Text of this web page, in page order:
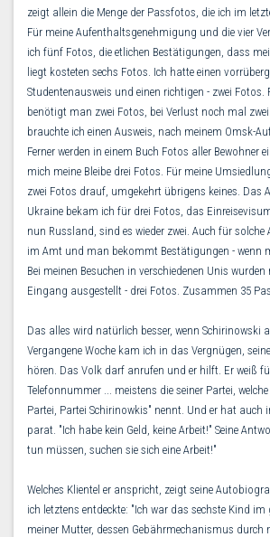
zeigt allein die Menge der Passfotos, die ich im
Für meine Aufenthaltsgenehmigung und die vier
ich fünf Fotos, die etlichen Bestätigungen, dass
liegt kosteten sechs Fotos. Ich hatte einen
Studentenausweis und einen richtigen - zwei Fotos.
benötigt man zwei Fotos, bei Verlust noch mal
brauchte ich einen Ausweis, nach meinem Omsk-
Ferner werden in einem Buch Fotos aller Bewohner
mich meine Bleibe drei Fotos. Für meine
zwei Fotos drauf, umgekehrt übrigens keines. Das
Ukraine bekam ich für drei Fotos, das
nun Russland, sind es wieder zwei. Auch für solche
im Amt und man bekommt Bestätigungen - wenn
Bei meinen Besuchen in verschiedenen Unis
Eingang ausgestellt - drei Fotos. Zusammen 35
Das alles wird natürlich besser, wenn Schirinowski
Vergangene Woche kam ich in das Vergnügen,
hören. Das Volk darf anrufen und er hilft. Er weiß
Telefonnummer ... meistens die seiner Partei,
Partei, Partei Schirinowkis" nennt. Und er hat auch
parat. "Ich habe kein Geld, keine Arbeit!" Seine
tun müssen, suchen sie sich eine Arbeit!"
Welches Klientel er anspricht, zeigt seine
ich letztens entdeckte: "Ich war das sechste Kind im
meiner Mutter, dessen Gebährmechanismus durch